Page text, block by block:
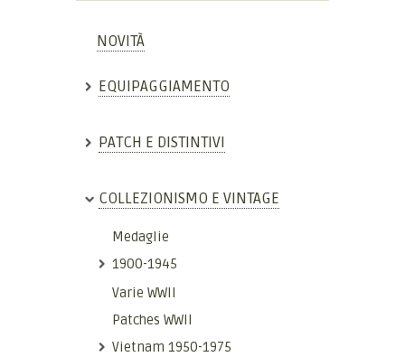
NOVITÀ
EQUIPAGGIAMENTO
PATCH E DISTINTIVI
COLLEZIONISMO E VINTAGE
Medaglie
1900-1945
Varie WWII
Patches WWII
Vietnam 1950-1975